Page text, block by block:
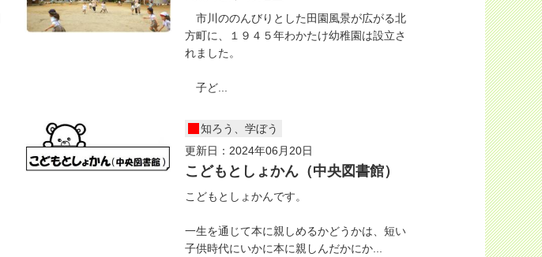
市川ののんびりとした田園風景が広がる北
方町に、１９４５年わかたけ幼稚園は設立さ
れました。
子ど...
知ろう、学ぼう
更新日：2024年06月20日
こどもとしょかん（中央図書館）
こどもとしょかんです。
一生を通じて本に親しめるかどうかは、短い
子供時代にいかに本に親しんだかにか...